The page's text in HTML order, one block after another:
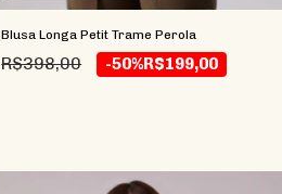
Blusa Longa Petit Trame Perola
R$398,00 -50%R$199,00